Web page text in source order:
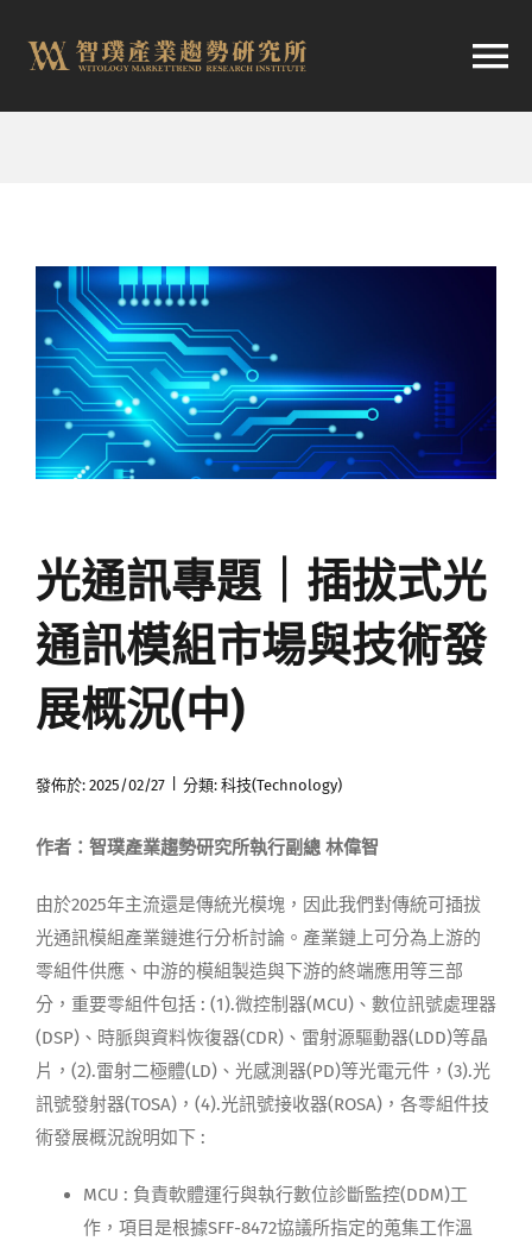
容
市場快訊
產業日報
媒體曝光
會員帳號
中文
光通訊專題｜插拔式光
通訊模組市場與技術發
展概況(中)
發佈於: 2025/02/27 分類: 科技(Technology)
作者：智璞產業趨勢研究所執行副總 林偉智
由於2025年主流還是傳統光模塊，因此我們對傳統可插拔
光通訊模組產業鏈進行分析討論。產業鏈上可分為上游的
零組件供應、中游的模組製造與下游的終端應用等三部
分，重要零組件包括 : (1).微控制器(MCU)、數位訊號處理器
(DSP)、時脈與資料恢復器(CDR)、雷射源驅動器(LDD)等晶
片，(2).雷射二極體(LD)、光感測器(PD)等光電元件，(3).光
訊號發射器(TOSA)，(4).光訊號接收器(ROSA)，各零組件技
術發展概況說明如下 :
MCU : 負責軟體運行與執行數位診斷監控(DDM)工
作，項目是根據SFF-8472協議所指定的蒐集工作溫